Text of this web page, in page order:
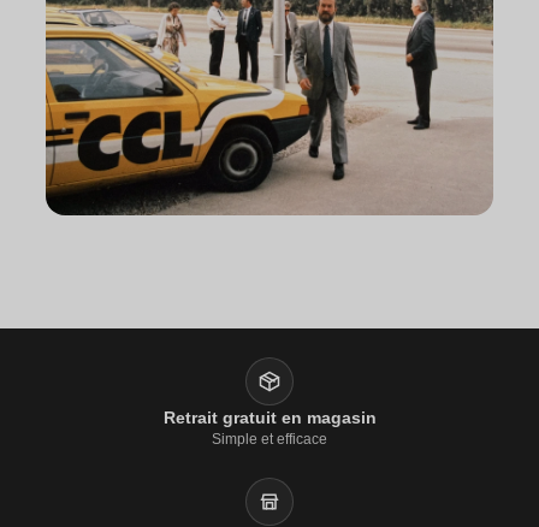
Retrait gratuit en magasin
Simple et efficace